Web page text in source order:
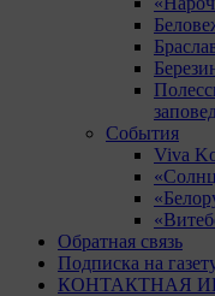
События
Viva
Обратная связь
Подписка на
КОНТАКТНАЯ